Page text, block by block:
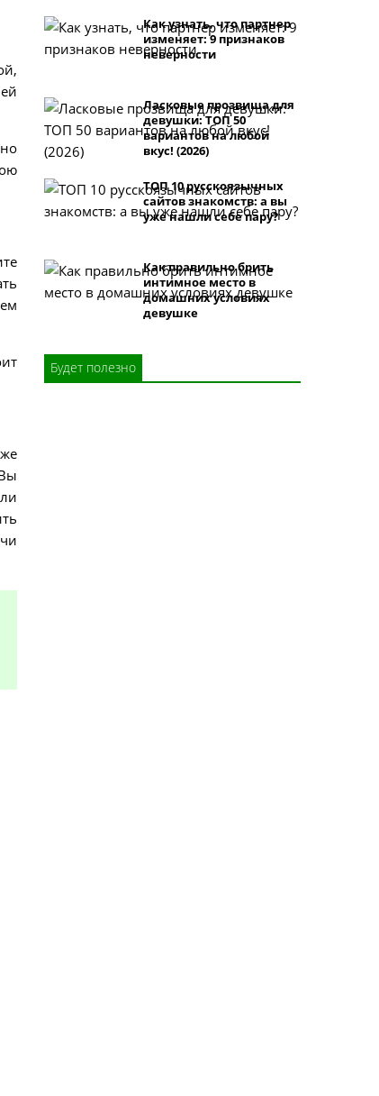
Как узнать, что партнер
изменяет: 9 признаков
неверности
Ласковые прозвища для
девушки: ТОП 50
вариантов на любой
вкус! (2026)
ТОП 10 русскоязычных
сайтов знакомств: а вы
уже нашли себе пару?
Как правильно брить
интимное место в
домашних условиях
девушке
Будет полезно